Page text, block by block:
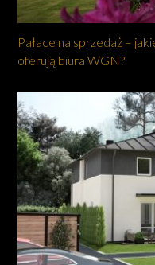
Pałace na sprzedaż –
oferują biura WGN?